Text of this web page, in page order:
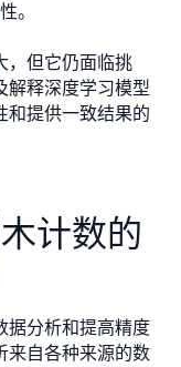
。
，但它仍面临挑
解释深度学习模型
和提供一致结果的
计数的
据分析和提高精度
来自各种来源的数